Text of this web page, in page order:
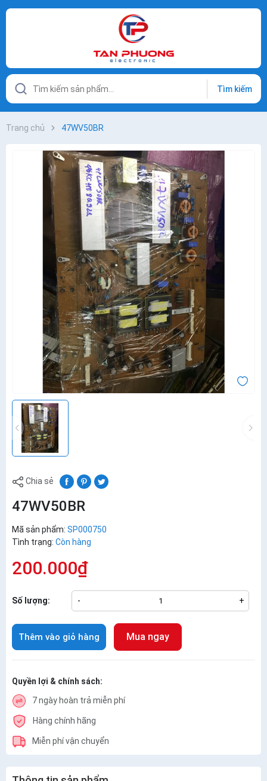
Tìm kiếm
Trang chủ 47WV50BR
Chia sẻ
47WV50BR
Mã sản phẩm: SP000750
Tình trạng: Còn hàng
200.000₫
Số lượng: - +
Thêm vào giỏ hàng Mua ngay
Quyền lợi & chính sách:
7 ngày hoàn trả miễn phí
Hàng chính hãng
Miễn phí vận chuyển